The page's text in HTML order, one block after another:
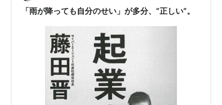
ではなく、支える発想→…
「雨が降っても自分のせい」が多分、”正しい”。